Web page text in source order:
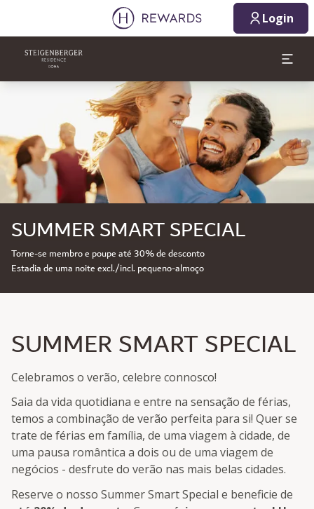
Login
SUMMER SMART SPECIAL
Torne-se membro e poupe até 30% de desconto
Estadia de uma noite excl./incl. pequeno-almoço
SUMMER SMART SPECIAL
Celebramos o verão, celebre connosco!
Saia da vida quotidiana e entre na sensação de férias,
temos a combinação de verão perfeita para si! Quer se
trate de férias em família, de uma viagem à cidade, de
uma pausa romântica a dois ou de uma viagem de
negócios - desfrute do verão nas mais belas cidades.
Reserve o nosso Summer Smart Special e beneficie de